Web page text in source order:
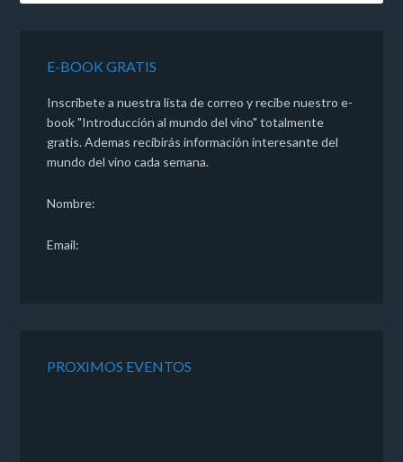
E-BOOK GRATIS
Inscribete a nuestra lista de correo y recibe nuestro e-
book "Introducción al mundo del vino" totalmente
gratis. Ademas recibirás información interesante del
mundo del vino cada semana.
Nombre:
Email:
PROXIMOS EVENTOS